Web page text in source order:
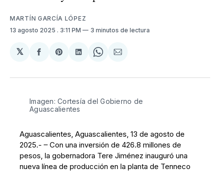
MARTÍN GARCÍA LÓPEZ
13 agosto 2025 . 3:11 PM 3 minutos de lectura
𝕏
Compartir
Facebook
Share
Pinterest
Compartir
LinkedIn
Share
WhatsApp
Compartir
Email
Imagen: Cortesía del Gobierno de
Aguascalientes
Aguascalientes, Aguascalientes, 13 de agosto de
2025.- – Con una inversión de 426.8 millones de
pesos, la gobernadora Tere Jiménez inauguró una
nueva línea de producción en la planta de Tenneco